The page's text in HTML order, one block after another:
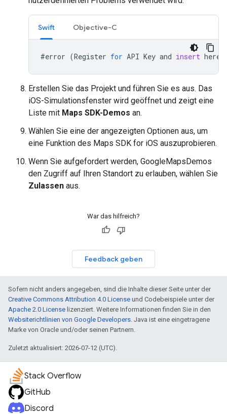
Swift Objective-C
#error (Register for API Key and insert here
Erstellen Sie das Projekt und führen Sie es aus. Das
iOS-Simulationsfenster wird geöffnet und zeigt eine
Liste mit Maps SDK-Demos an.
Wählen Sie eine der angezeigten Optionen aus, um
eine Funktion des Maps SDK for iOS auszuprobieren.
Wenn Sie aufgefordert werden, GoogleMapsDemos
den Zugriff auf Ihren Standort zu erlauben, wählen Sie
Zulassen aus.
War das hilfreich?
Feedback geben
Sofern nicht anders angegeben, sind die Inhalte dieser Seite unter der
Creative Commons Attribution 4.0 License und Codebeispiele unter der
Apache 2.0 License lizenziert. Weitere Informationen finden Sie in den
Websiterichtlinien von Google Developers. Java ist eine eingetragene
Marke von Oracle und/oder seinen Partnern.
Zuletzt aktualisiert: 2026-07-12 (UTC).
Stack Overflow
GitHub
Discord